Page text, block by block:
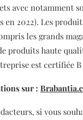
avec notamment
en 2022). Les
les grands
produits haute
est certifiée
sur :
si vous